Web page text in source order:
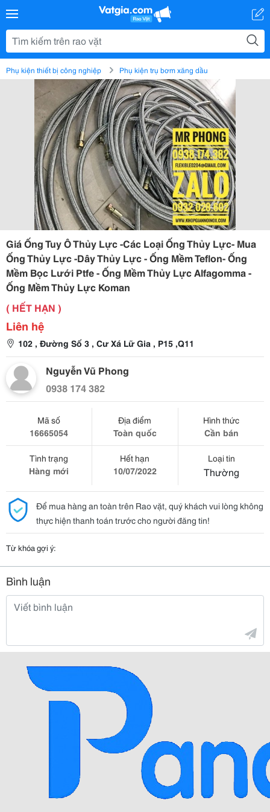
Phụ kiện thiết bị công nghiệp Phụ kiện trụ bơm xăng dầu
Giá Ống Tuy Ô Thủy Lực -Các Loại Ống Thủy Lực- Mua
Ống Thủy Lực -Dây Thủy Lực - Ống Mềm Teflon- Ống
Mềm Bọc Lưới Ptfe - Ống Mềm Thủy Lực Alfagomma -
Ống Mềm Thủy Lực Koman
( HẾT HẠN )
Liên hệ
102 , Đường Số 3 , Cư Xá Lữ Gia , P15 ,Q11
Nguyễn Vũ Phong
0938 174 382
Mã số
16665054
Địa điểm
Toàn quốc
Hình thức
Cần bán
Tình trạng
Hàng mới
Hết hạn
10/07/2022
Loại tin
Thường
Để mua hàng an toàn trên Rao vặt, quý khách vui lòng không
thực hiện thanh toán trước cho người đăng tin!
Từ khóa gợi ý:
Bình luận